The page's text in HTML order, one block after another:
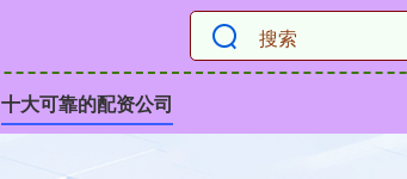
十大可靠的配资公司